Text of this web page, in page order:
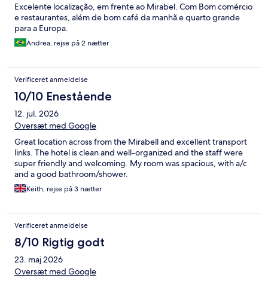
Excelente localização, em frente ao Mirabel. Com Bom comércio
e restaurantes, além de bom café da manhã e quarto grande
para a Europa.
Andrea, rejse på 2 nætter
Verificeret anmeldelse
10/10 Enestående
12. jul. 2026
Oversæt med Google
Great location across from the Mirabell and excellent transport
links. The hotel is clean and well-organized and the staff were
super friendly and welcoming. My room was spacious, with a/c
and a good bathroom/shower.
Keith, rejse på 3 nætter
Verificeret anmeldelse
8/10 Rigtig godt
23. maj 2026
Oversæt med Google